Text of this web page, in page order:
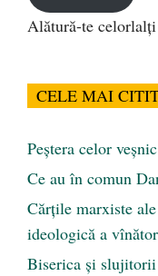
Alătură-te
CELE MAI
Peştera celor
Ce au în comun
Cărţile marxiste
ideologică a
Biserica și